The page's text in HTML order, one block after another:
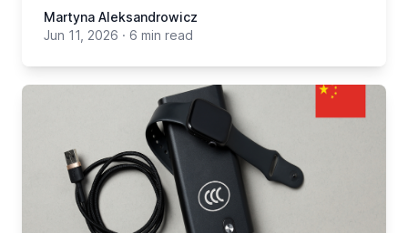
Martyna Aleksandrowicz
Jun 11, 2026 · 6 min read